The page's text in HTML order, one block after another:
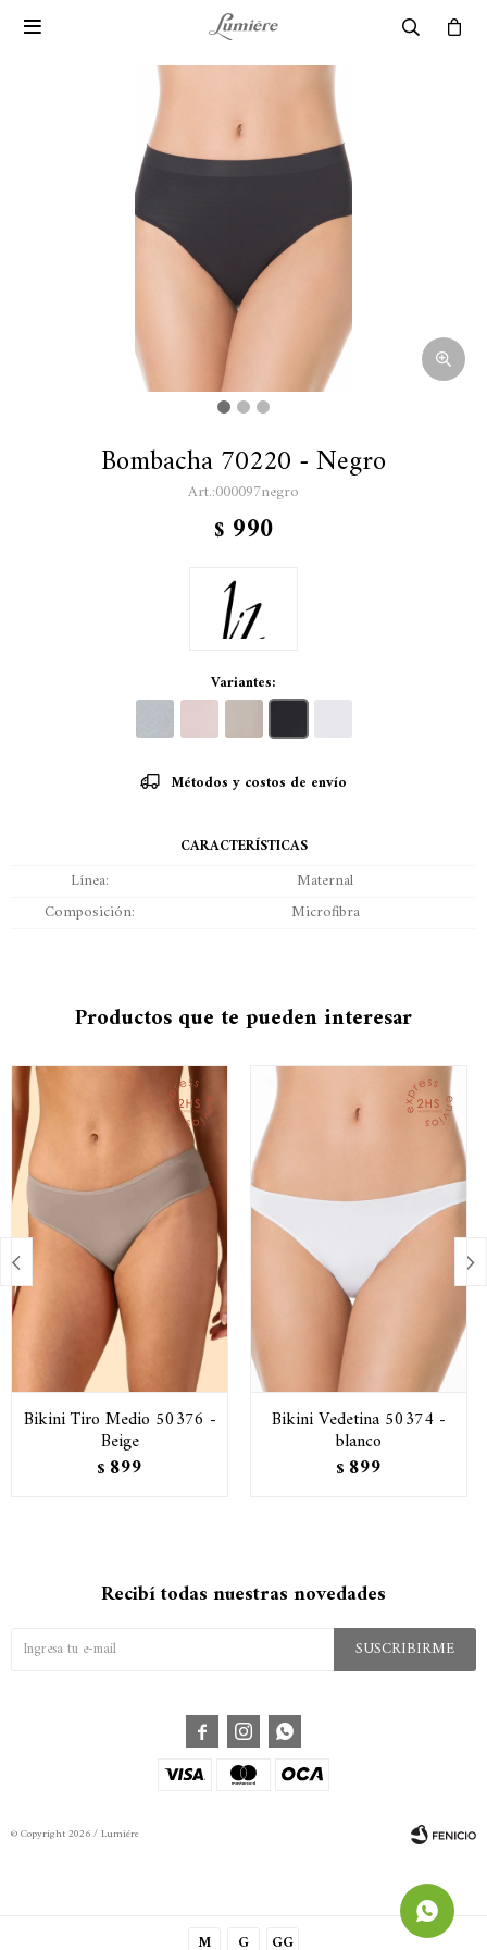

Bombacha 70220 - Negro
000097negro
$ 990
Variantes:
M G GG
Métodos y costos de envío
CARACTERÍSTICAS
Línea
Maternal
Composición
Microfibra
Productos que te pueden interesar
Bikini Tiro Medio 50376 -
Beige
$ 899
Bikini Vedetina 50374 -
blanco
$ 899
 
Recibí todas nuestras novedades
SUSCRIBIRME
  
© Copyright 2026 / Lumiére